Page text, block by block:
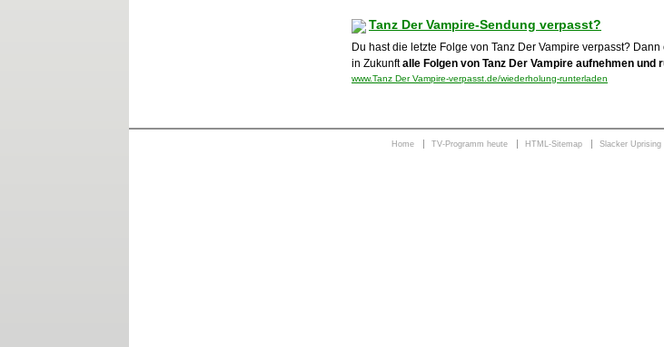
Tanz Der Vampire-Sendung verpasst?
Du hast die letzte Folge von Tanz Der Vampire verpasst?
in Zukunftalle Folgen von Tanz Der Vampire aufnehmen und
www.Tanz Der Vampire-verpasst.de/wiederholung-runterladen
Home TV-Programm heute HTML-Sitemap Slacker Uprising